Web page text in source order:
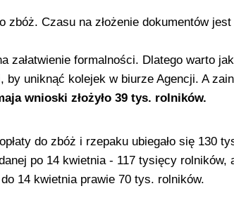
zbóż. Czasu na złożenie dokumentów
załatwienie formalności. Dlatego warto
by uniknąć kolejek w biurze Agencji. A
wnioski złożyło 39 tys. rolników.
do zbóż i rzepaku ubiegało się 130
po 14 kwietnia - 117 tysięcy rolników,
14 kwietnia prawie 70 tys. rolników.